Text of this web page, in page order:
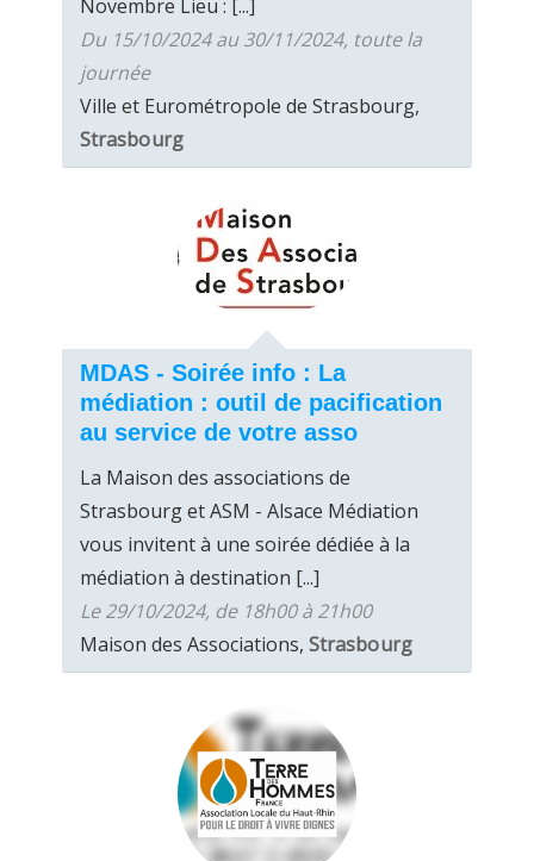
Novembre Lieu : [...]
Du 15/10/2024 au 30/11/2024, toute la
journée
Ville et Eurométropole de Strasbourg,
Strasbourg
MDAS - Soirée info : La
médiation : outil de pacification
au service de votre asso
La Maison des associations de
Strasbourg et ASM - Alsace Médiation
vous invitent à une soirée dédiée à la
médiation à destination [...]
Le 29/10/2024, de 18h00 à 21h00
Maison des Associations, Strasbourg